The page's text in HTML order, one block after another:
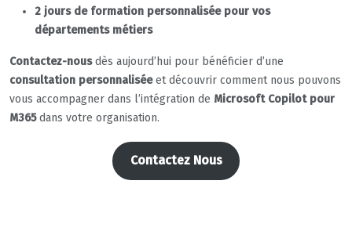
2 jours de formation personnalisée pour vos
départements métiers
Contactez-nousdès aujourd’hui pour bénéficier d’une
consultation personnaliséeet découvrir comment nous pouvons
vous accompagner dans l’intégration de Microsoft Copilot pour
M365dans votre organisation.
Contactez Nous